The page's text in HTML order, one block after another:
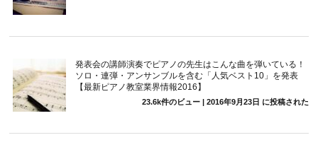
発表会の講師演奏でピアノの先生はこんな曲を弾いている！
ソロ・連弾・アンサンブルを含む「人気ベスト10」を発表
【最新ピアノ教室業界情報2016】
23.6k件のビュー| 2016年9月23日 に投稿された